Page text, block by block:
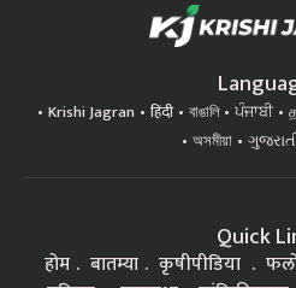
বাঙালি ਪੰਜਾਬੀ
অসমীয়া
कृषीपीडिया
प्रक्रिया
यशकथा यांत्रिकीकरण